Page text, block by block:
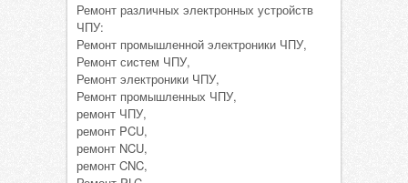
Ремонт различных электронных устройств
ЧПУ:
Ремонт промышленной электроники ЧПУ,
Ремонт систем ЧПУ,
Ремонт электроники ЧПУ,
Ремонт промышленных ЧПУ,
ремонт ЧПУ,
ремонт PCU,
ремонт NCU,
ремонт CNC,